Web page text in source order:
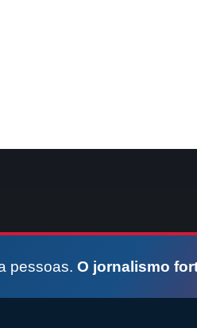
pessoas. O jornalismo